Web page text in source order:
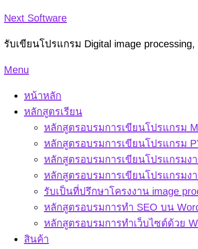
Skip
content
Next Software
รับเขียนโปรแกรม Digital image
Menu
หน้าหลัก
หลักสูตรเรียน
หลักสูตรอบรมการเขียนโปรแกรม
หลักสูตรอบรมการเขียนโปรแกรม
หลักสูตรอบรมการเขียนโปรแกรมง
หลักสูตรอบรมการเขียนโปรแกรมง
รับเป็นที่ปรึกษาโครงงาน image
หลักสูตรอบรมการทำ SEO บน
หลักสูตรอบรมการทำเว็บไซต์ด้วย
สินค้า